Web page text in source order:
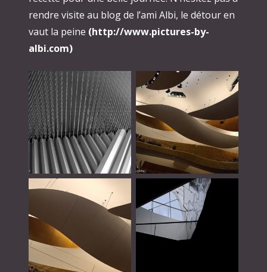
rendre visite au blog de l’ami Albi, le détour en
vaut la peine (http://www.pictures-by-
albi.com)